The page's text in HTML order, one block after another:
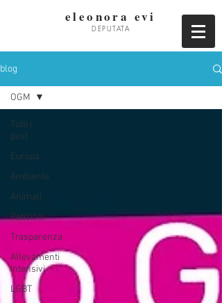
eleonora evi
DEPUTATA
blog
Tutti i
post
Europa
Ambiente
Animali
Petizioni
Trasparenza
Allevamenti
Intensivi
LGBT
OGM